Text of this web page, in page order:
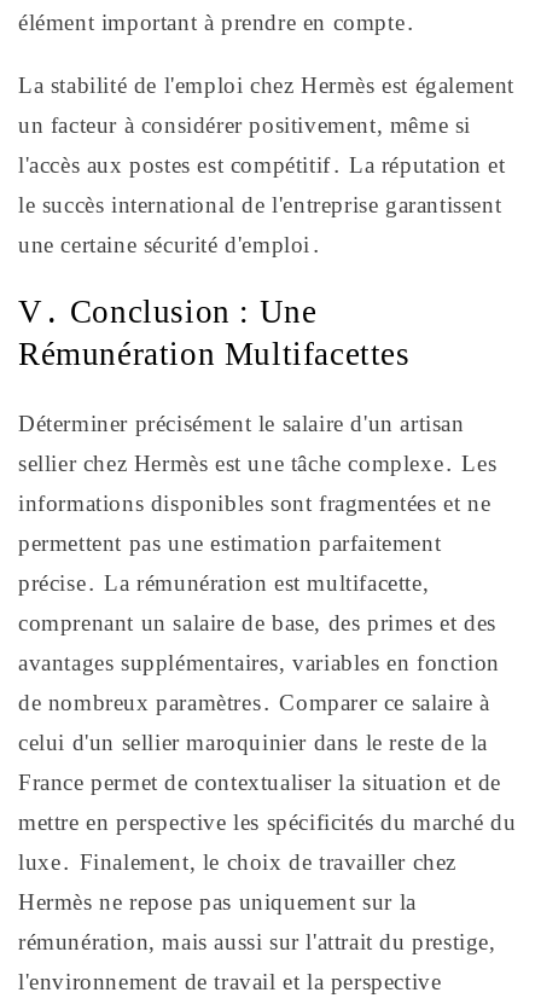
élément important à prendre en compte․
La stabilité de l'emploi chez Hermès est également
un facteur à considérer positivement, même si
l'accès aux postes est compétitif․ La réputation et
le succès international de l'entreprise garantissent
une certaine sécurité d'emploi․
V․ Conclusion : Une
Rémunération Multifacettes
Déterminer précisément le salaire d'un artisan
sellier chez Hermès est une tâche complexe․ Les
informations disponibles sont fragmentées et ne
permettent pas une estimation parfaitement
précise․ La rémunération est multifacette,
comprenant un salaire de base, des primes et des
avantages supplémentaires, variables en fonction
de nombreux paramètres․ Comparer ce salaire à
celui d'un sellier maroquinier dans le reste de la
France permet de contextualiser la situation et de
mettre en perspective les spécificités du marché du
luxe․ Finalement, le choix de travailler chez
Hermès ne repose pas uniquement sur la
rémunération, mais aussi sur l'attrait du prestige,
l'environnement de travail et la perspective